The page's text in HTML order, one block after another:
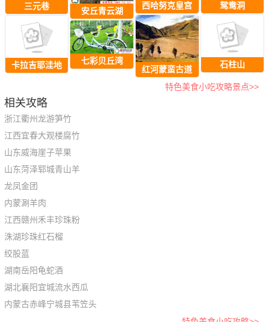
三元巷
卡拉吉耶洼地
安丘青云湖
七彩贝丘湾
西哈努克皇宫
红河蒙蛮古道
鸳鸯洞
石柱山
特色美食小吃攻略景点>>
相关攻略
浙江衢州龙游笋竹
江西宜春大观楼腐竹
山东威海崖子苹果
山东菏泽郓城青山羊
龙凤金团
内蒙涮羊肉
江西赣州禾丰珍珠粉
洙湖珍珠红石榴
绞股蓝
湖南岳阳龟蛇酒
湖北襄阳宜城流水西瓜
内蒙古赤峰宁城县苇笠头